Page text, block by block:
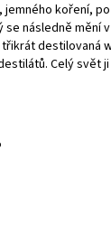
koření,
následně mění
destilovaná
Celý svět